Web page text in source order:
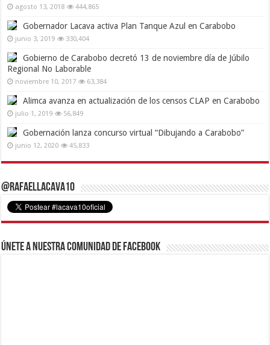
agosto 13, 2018 444,865
Gobernador Lacava activa Plan Tanque Azul en Carabobo
junio 3, 2019 330,404
Gobierno de Carabobo decretó 13 de noviembre día de Júbilo
Regional No Laborable
noviembre 10, 2017 63,384
Alimca avanza en actualización de los censos CLAP en Carabobo
julio 1, 2019 56,849
Gobernación lanza concurso virtual “Dibujando a Carabobo”
junio 12, 2020 45,833
@RafaelLacava10
Únete a nuestra comunidad de Facebook